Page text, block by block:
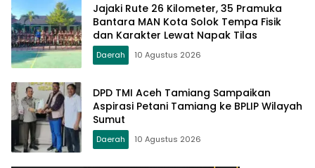
Jajaki Rute 26 Kilometer, 35 Pramuka
Bantara MAN Kota Solok Tempa Fisik
dan Karakter Lewat Napak Tilas
Daerah 10 Agustus 2026
DPD TMI Aceh Tamiang Sampaikan
Aspirasi Petani Tamiang ke BPLIP Wilayah
Sumut
Daerah 10 Agustus 2026